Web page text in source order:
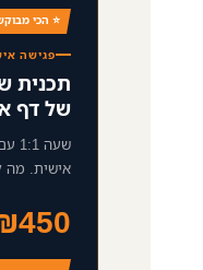
⭐ הכי
פגישה
תכנית
של דף
אישית. מה